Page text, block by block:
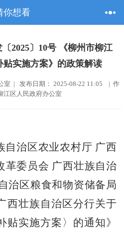
你想看
〔2025〕10号 《柳州市柳江
贴实施方案》的政策解读
室 | 发布日期： 2025-08-22 11:05 | 作
江区人民政府办公室
自治区农业农村厅 广西
革委员会 广西壮族自治
治区粮食和物资储备局
西壮族自治区分行关于
贴实施方案〉的通知》